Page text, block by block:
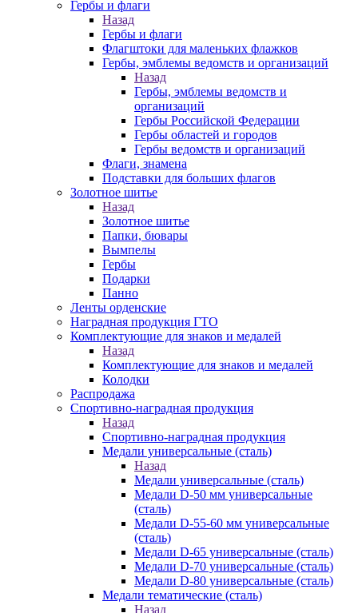
Гербы и флаги
Назад
Гербы и флаги
Флагштоки для маленьких флажков
Гербы, эмблемы ведомств и организаций
Назад
Гербы, эмблемы ведомств и
организаций
Гербы Российской Федерации
Гербы областей и городов
Гербы ведомств и организаций
Флаги, знамена
Подставки для больших флагов
Золотное шитье
Назад
Золотное шитье
Папки, бювары
Вымпелы
Гербы
Подарки
Панно
Ленты орденские
Наградная продукция ГТО
Комплектующие для знаков и медалей
Назад
Комплектующие для знаков и медалей
Колодки
Распродажа
Спортивно-наградная продукция
Назад
Спортивно-наградная продукция
Медали универсальные (сталь)
Назад
Медали универсальные (сталь)
Медали D-50 мм универсальные
(сталь)
Медали D-55-60 мм универсальные
(сталь)
Медали D-65 универсальные (сталь)
Медали D-70 универсальные (сталь)
Медали D-80 универсальные (сталь)
Медали тематические (сталь)
Назад